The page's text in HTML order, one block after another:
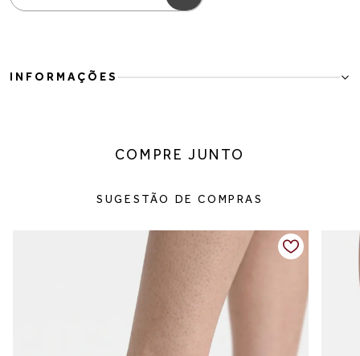
INFORMAÇÕES
no dia a dia. Com design minimalista e inspiração retrô esportiva, o
Produzido em material têxtil respirável com acabamento macio,
emborrachado garante estabilidade e segurança ao caminhar.
Ideal para compor looks casuais com jeans, alfaiataria, vestidos ou
peças mais leves, esse tênis é uma opção prática e estilosa para
Cor: Caramelo com off white
COMPRE JUNTO
SUGESTÃO DE COMPRAS